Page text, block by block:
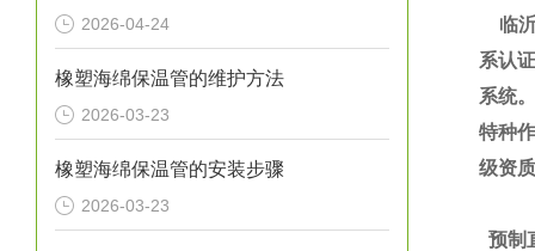
2026-04-24
橡塑海绵保温管的维护方法
2026-03-23
橡塑海绵保温管的安装步骤
2026-03-23
临沂
系认
系统
特种
级资
预制